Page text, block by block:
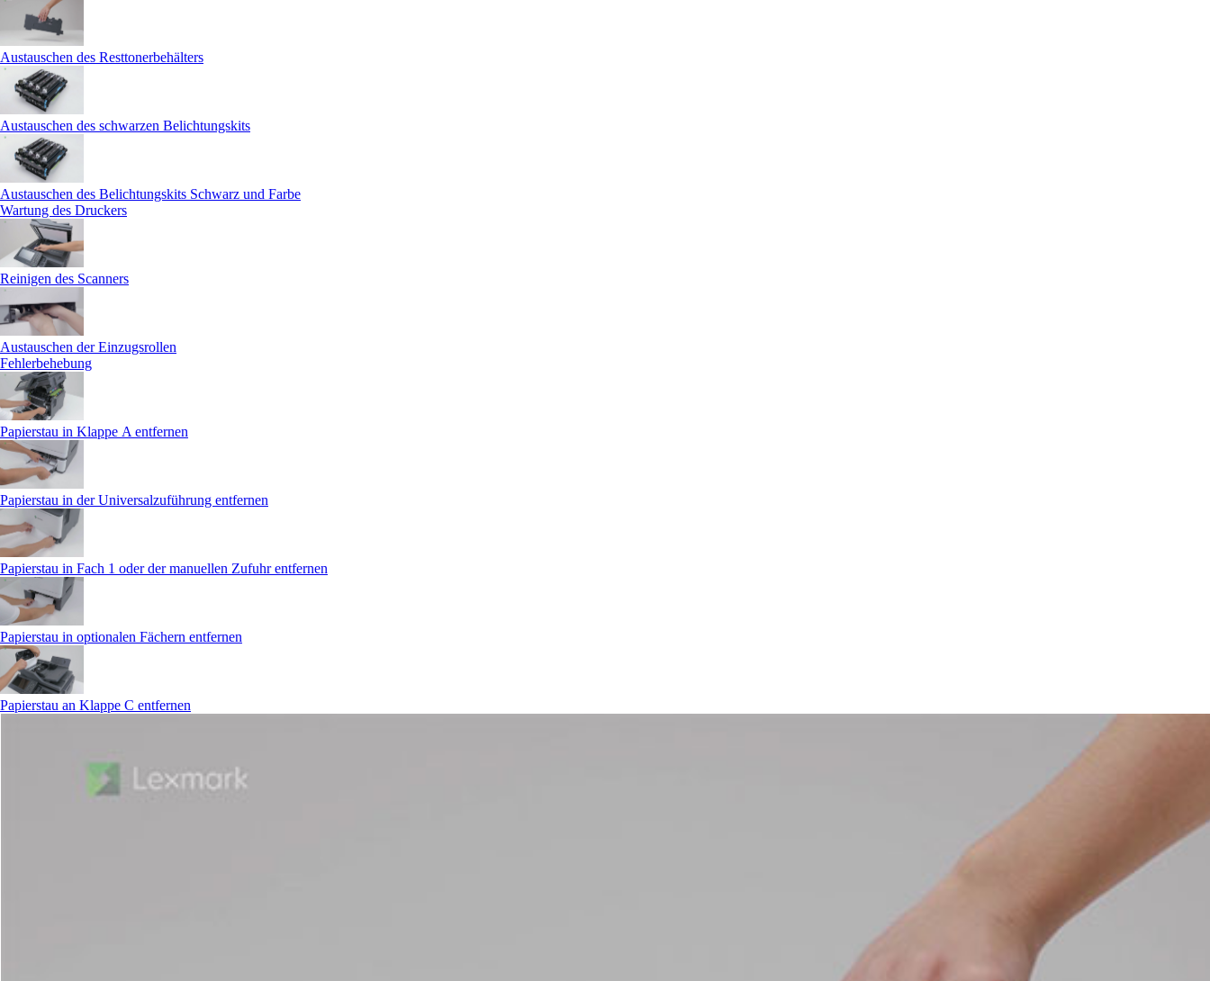
Austauschen des Resttonerbehälters
Austauschen des schwarzen Belichtungskits
Austauschen des Belichtungskits Schwarz und Farbe
Wartung des Druckers
Reinigen des Scanners
Austauschen der Einzugsrollen
Fehlerbehebung
Papierstau in Klappe A entfernen
Papierstau in der Universalzuführung entfernen
Papierstau in Fach 1 oder der manuellen Zufuhr entfernen
Papierstau in optionalen Fächern entfernen
Papierstau an Klappe C entfernen